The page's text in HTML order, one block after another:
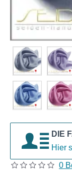
DIE
Hier
0